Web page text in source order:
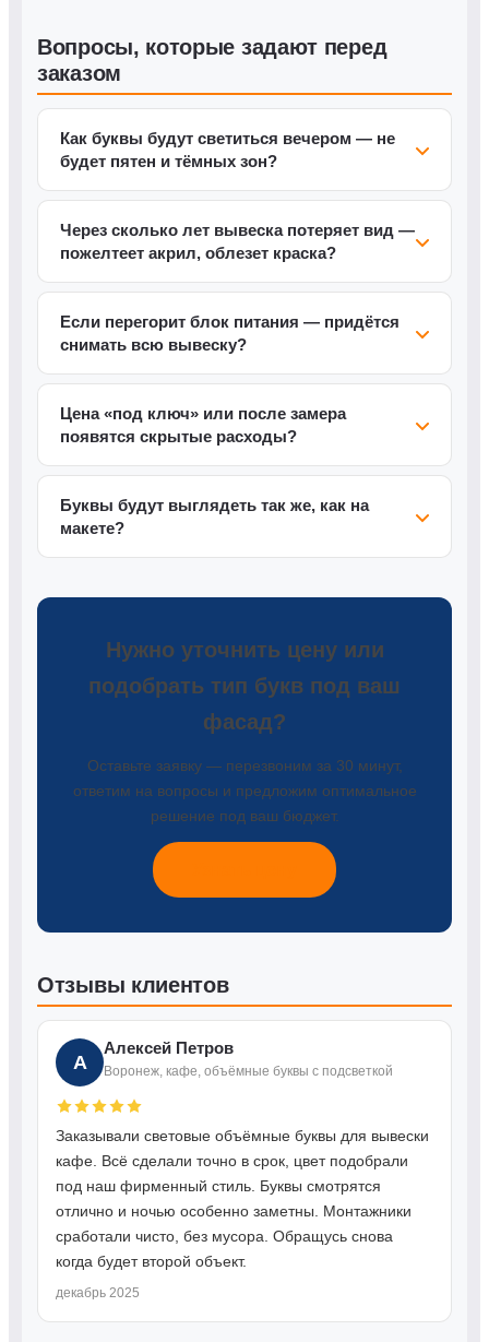
Вопросы, которые задают перед
заказом
Как буквы будут светиться вечером — не
будет пятен и тёмных зон?
Через сколько лет вывеска потеряет вид —
пожелтеет акрил, облезет краска?
Если перегорит блок питания — придётся
снимать всю вывеску?
Цена «под ключ» или после замера
появятся скрытые расходы?
Буквы будут выглядеть так же, как на
макете?
Нужно уточнить цену или
подобрать тип букв под ваш
фасад?
Оставьте заявку — перезвоним за 30 минут,
ответим на вопросы и предложим оптимальное
решение под ваш бюджет.
Отзывы клиентов
А
Алексей Петров
Воронеж, кафе, объёмные буквы с подсветкой
Заказывали световые объёмные буквы для вывески
кафе. Всё сделали точно в срок, цвет подобрали
под наш фирменный стиль. Буквы смотрятся
отлично и ночью особенно заметны. Монтажники
сработали чисто, без мусора. Обращусь снова
когда будет второй объект.
декабрь 2025